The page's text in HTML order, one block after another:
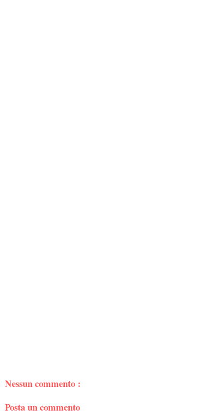
Nessun commento :
Posta un commento